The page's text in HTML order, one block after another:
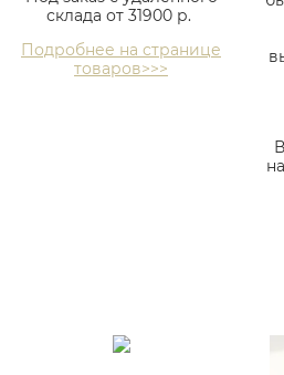
склада от 31900 р.
Подробнее на странице
товаров>>>